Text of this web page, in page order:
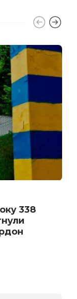
338